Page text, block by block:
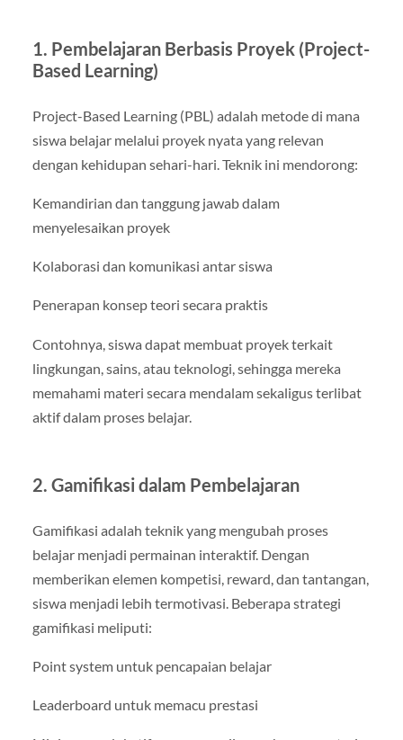
1. Pembelajaran Berbasis Proyek (Project-
Based Learning)
Project-Based Learning (PBL) adalah metode di mana
siswa belajar melalui proyek nyata yang relevan
dengan kehidupan sehari-hari. Teknik ini mendorong:
Kemandirian dan tanggung jawab dalam
menyelesaikan proyek
Kolaborasi dan komunikasi antar siswa
Penerapan konsep teori secara praktis
Contohnya, siswa dapat membuat proyek terkait
lingkungan, sains, atau teknologi, sehingga mereka
memahami materi secara mendalam sekaligus terlibat
aktif dalam proses belajar.
2. Gamifikasi dalam Pembelajaran
Gamifikasi adalah teknik yang mengubah proses
belajar menjadi permainan interaktif. Dengan
memberikan elemen kompetisi, reward, dan tantangan,
siswa menjadi lebih termotivasi. Beberapa strategi
gamifikasi meliputi:
Point system untuk pencapaian belajar
Leaderboard untuk memacu prestasi